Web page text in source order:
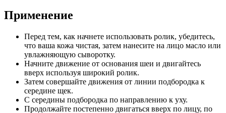
Применение
Перед тем, как начнете использовать ролик, убедитесь,
что ваша кожа чистая, затем нанесите на лицо масло или
увлажняющую сыворотку.
Начните движение от основания шеи и двигайтесь
вверх используя широкий ролик.
Затем совершайте движения от линии подбородка к
середине щек.
С середины подбородка по направлению к уху.
Продолжайте постепенно двигаться вверх по лицу, по